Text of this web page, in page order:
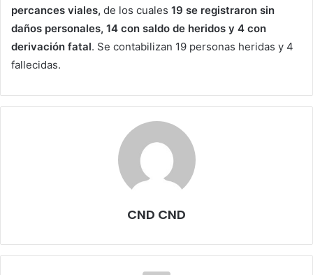
percances viales, de los cuales 19 se registraron sin
daños personales, 14 con saldo de heridos y 4 con
derivación fatal. Se contabilizan 19 personas heridas y 4
fallecidas.
CND CND